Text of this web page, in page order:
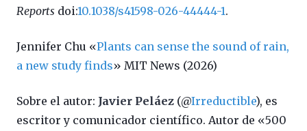
Reports doi:10.1038/s41598-026-44444-1.
Jennifer Chu «Plants can sense the sound of rain,
a new study finds» MIT News (2026)
Sobre el autor: Javier Peláez (@Irreductible), es
escritor y comunicador científico. Autor de «500